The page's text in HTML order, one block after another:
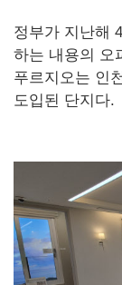
정부가 지난해
하는 내용의 오
푸르지오는 인
도입된 단지다.